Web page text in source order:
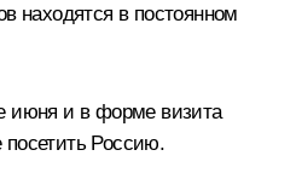
находятся в постоянном
июня и в форме визита
посетить Россию.